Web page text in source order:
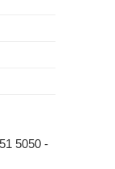
5050 -